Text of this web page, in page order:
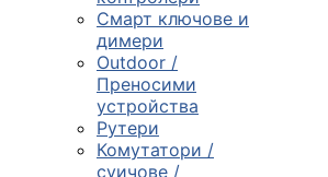
Смарт ключове и
димери
Outdoor /
Преносими
устройства
Рутери
Комутатори /
суичове /